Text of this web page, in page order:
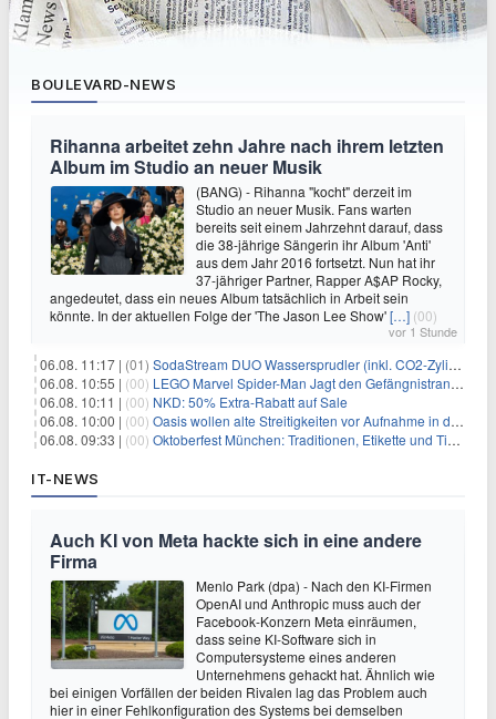
BOULEVARD-NEWS
Rihanna arbeitet zehn Jahre nach ihrem letzten
Album im Studio an neuer Musik
(BANG) - Rihanna "kocht" derzeit im
Studio an neuer Musik. Fans warten
bereits seit einem Jahrzehnt darauf, dass
die 38-jährige Sängerin ihr Album 'Anti'
aus dem Jahr 2016 fortsetzt. Nun hat ihr
37-jähriger Partner, Rapper A$AP Rocky,
angedeutet, dass ein neues Album tatsächlich in Arbeit sein
könnte. In der aktuellen Folge der 'The Jason Lee Show'[…] (00)
vor 1 Stunde
06.08. 11:17 | (01) SodaStream DUO Wassersprudler (inkl. CO2-Zylinder) für 94€
06.08. 10:55 | (00) LEGO Marvel Spider-Man Jagt den Gefängnistransporter (76349) für 32,99€
06.08. 10:11 | (00) NKD: 50% Extra-Rabatt auf Sale
06.08. 10:00 | (00) Oasis wollen alte Streitigkeiten vor Aufnahme in die Rock and Roll Hall of Fame begraben
06.08. 09:33 | (00) Oktoberfest München: Traditionen, Etikette und Tipps für Gäste aus dem In- und Ausland
IT-NEWS
Auch KI von Meta hackte sich in eine andere
Firma
Menlo Park (dpa) - Nach den KI-Firmen
OpenAI und Anthropic muss auch der
Facebook-Konzern Meta einräumen,
dass seine KI-Software sich in
Computersysteme eines anderen
Unternehmens gehackt hat. Ähnlich wie
bei einigen Vorfällen der beiden Rivalen lag das Problem auch
hier in einer Fehlkonfiguration des Systems bei demselben